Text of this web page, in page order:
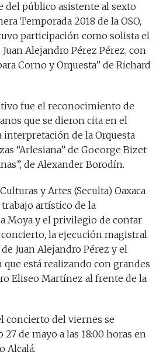
del público asistente al sexto
Temporada 2018 de la OSO,
participación como solista el
Alejandro Pérez Pérez, con
Corno y Orquesta” de Richard
fue el reconocimiento de
que se dieron cita en el
interpretación de la Orquesta
“Arlesiana” de Goeorge Bizet
de Alexander Borodín.
y Artes (Seculta) Oaxaca
artístico de la
Moya y el privilegio de contar
la ejecución magistral
Juan Alejandro Pérez y el
está realizando con grandes
Eliseo Martínez al frente de la
concierto del viernes se
de mayo a las 18:00 horas en
Alcalá.